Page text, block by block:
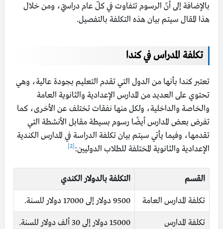
بالإضافة إلى أنّ الرسوم تتفاوت في كلّ عام دراسيّ، ومن خلال
هذا المقال سيتم بيان هذه التكلفة بالتفصيل.
تكلفة المدراس في كندا
تعتبر كندا بأنها من الدول التي تقدم التعليم بجودة عالية، وهي
تحتوي على العديد من المدارس الإعدادية والثانوية العامة
والخاصة والداخلية، ولكل منها نفقات تختلف عن الأخرى، كما
تفرض بعض المدارس أيضًا رسوم بسيطة مقابل الأنشطة التي
تقدمها، وفيما يأتي سيتم بيان تكلفة الدراسة في المدارس الكندية
الإعدادية والثانوية المختلفة للطلاب الدوليين:[2]
القسم التكلفة بالدولار الكندي
تكلفة المدارس العامة 9500 دولار إلى 17000 دولار للسنة.
تكلفة المدارس 15000 دولار إلى 30 ألف دولار للسنة.